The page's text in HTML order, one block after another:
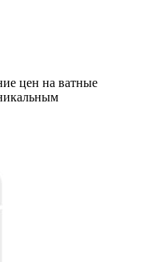
цен на ватные